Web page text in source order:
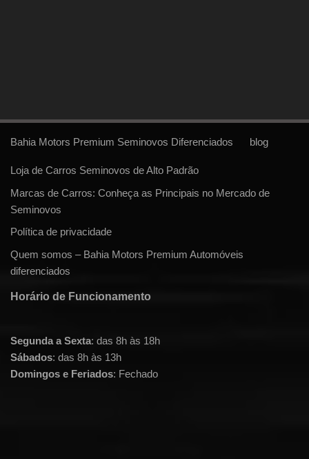
Bahia Motors Premium Seminovos Diferenciados blog
Loja de Carros Seminovos de Alto Padrão
Marcas de Carros: Conheça as Principais no Mercado de
Seminovos
Política de privacidade
Quem somos – Bahia Motors Premium Automóveis
diferenciados
Horário de Funcionamento
Segunda a Sexta: das 8h às 18h
Sábados: das 8h às 13h
Domingos e Feriados: Fechado